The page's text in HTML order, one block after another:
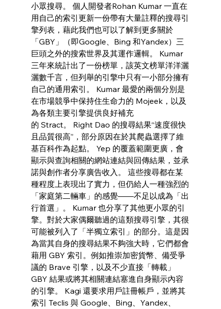
小眾搜尋。 個人開發者Rohan Kumar 一直在
用自己的索引更新一份帶有大量註釋的搜尋引
擎列表，藉此我們也可以了解到更多關於
「GBY」（即Google、Bing 和Yandex）三
巨頭之外的搜索世界及其運作邏輯。 Kumar
三年來統計出了一份榜單，該英文榜單洋洋灑
灑數千言，但列舉的引擎中只有一小部分擁有
自己的通用索引。 Kumar 最愛的兩個分別是
在市場競爭中保持住生命力的 Mojeek，以及
為各類主要引擎提供良​​好補充
的 Stract。 Right Dao 的搜尋結果“速度很快
且品質很高”，部分原因在於其爬蟲選擇了維
基百科作為起點。 Yep 的覆蓋範圍更廣，會
顯示與查詢相關的網站連結與回傳結果，並承
諾與創作者分享廣告收入。 這些搜尋都在某
種程度上表現出了實力，但仍給人一種強烈的
「家庭第二輛車」的感覺——不足以成為「出
行首選」。 Kumar 也分享了其他更小眾的引
擎。對於大家偶爾聽過的這類搜尋引擎，其很
可能被列入了「半獨立索引」的部分。這是因
為當其自身的搜尋結果不夠強大時，它們都會
藉用 GBY 索引。例如推崇加密貨幣、備受爭
議的 Brave 引擎，以及不少直接「轉載」
GBY 結果或將其相關連結塞進自身顯示內容
的引擎。 Kagi 還要求用戶註冊帳戶，並將其
索引 Teclis 與 Google、Bing、Yandex、